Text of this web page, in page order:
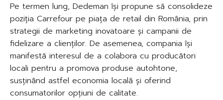
Pe termen lung, Dedeman își propune să consolideze
poziția Carrefour pe piața de retail din România, prin
strategii de marketing inovatoare și campanii de
fidelizare a clienților. De asemenea, compania își
manifestă interesul de a colabora cu producători
locali pentru a promova produse autohtone,
susținând astfel economia locală și oferind
consumatorilor opțiuni de calitate.